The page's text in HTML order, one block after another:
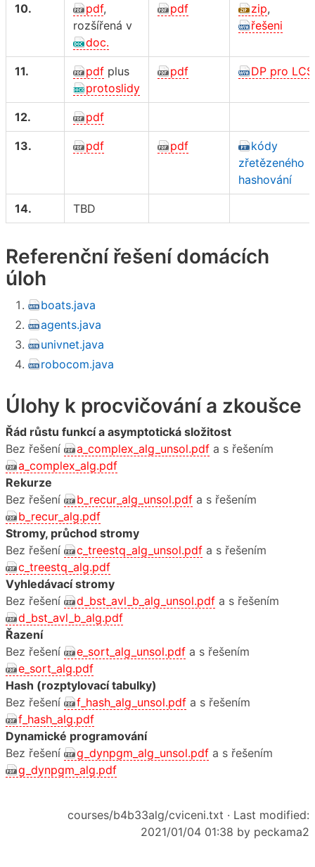
10. pdf,
rozšířená v
doc.
pdf zip,
řešeni
11. pdf plus
protoslidy
pdf DP pro LCS
12. pdf
13. pdf pdf
kódy
zřetězeného
hashování
14. TBD
Referenční řešení domácích
úloh
boats.java
agents.java
univnet.java
robocom.java
Úlohy k procvičování a zkoušce
Řád růstu funkcí a asymptotická složitost
Bez řešení
a_complex_alg_unsol.pdf a s řešením
a_complex_alg.pdf
Rekurze
Bez řešení
b_recur_alg_unsol.pdf a s řešením
b_recur_alg.pdf
Stromy, průchod stromy
Bez řešení
c_treestq_alg_unsol.pdf a s řešením
c_treestq_alg.pdf
Vyhledávací stromy
Bez řešení
d_bst_avl_b_alg_unsol.pdf a s řešením
d_bst_avl_b_alg.pdf
Řazení
Bez řešení
e_sort_alg_unsol.pdf a s řešením
e_sort_alg.pdf
Hash (rozptylovací tabulky)
Bez řešení
f_hash_alg_unsol.pdf a s řešením
f_hash_alg.pdf
Dynamické programování
Bez řešení
g_dynpgm_alg_unsol.pdf a s řešením
g_dynpgm_alg.pdf
courses/b4b33alg/cviceni.txt · Last modified:
2021/01/04 01:38 by peckama2